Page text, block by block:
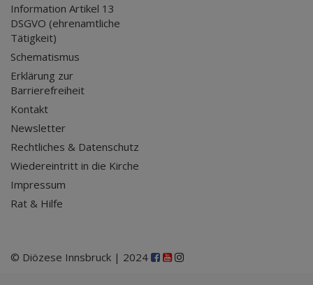
Information Artikel 13
DSGVO (ehrenamtliche
Tätigkeit)
Schematismus
Erklärung zur
Barrierefreiheit
Kontakt
Newsletter
Rechtliches & Datenschutz
Wiedereintritt in die Kirche
Impressum
Rat & Hilfe
© Diözese Innsbruck | 2024